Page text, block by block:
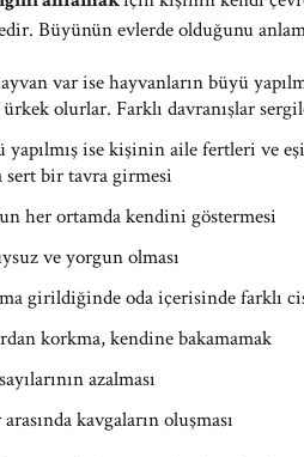
Büyünün evlerde olduğunu
var ise hayvanların büyü
olurlar. Farklı davranışlar
yapılmış ise kişinin aile fertleri ve
sert bir tavra girmesi
her ortamda kendini göstermesi
ve yorgun olması
girildiğinde oda içerisinde farklı
korkma, kendine bakamamak
azalması
kavgaların oluşması